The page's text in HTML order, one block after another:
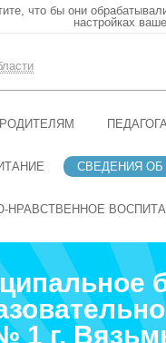
что бы они
настройках
РОДИТЕЛЯМ
СВЕДЕНИЯ ОБ
НРАВСТВЕННОЕ
1 г.